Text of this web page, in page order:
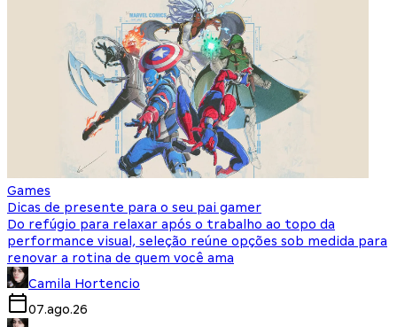
Games
Dicas de presente para o seu pai gamer
Do refúgio para relaxar após o trabalho ao topo da
performance visual, seleção reúne opções sob medida para
renovar a rotina de quem você ama
Camila Hortencio
07.ago.26